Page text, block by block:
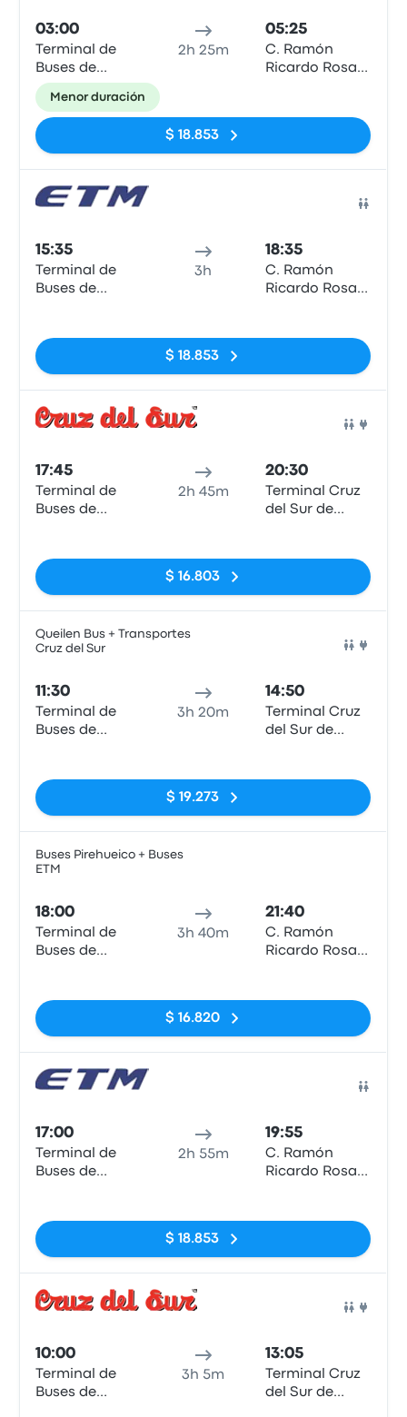
03:00
Terminal de
Buses de
Valdivia
2h 25m
05:25
C. Ramón
Ricardo Rosas
Menor duración
$ 18.853
15:35
Terminal de
Buses de
3h
18:35
C. Ramón
Ricardo Rosas
$ 18.853
17:45
Terminal de
Buses de
2h 45m
20:30
Terminal Cruz
del Sur de
$ 16.803
Queilen Bus + Transportes
Cruz del Sur
11:30
Terminal de
Buses de
3h 20m
14:50
Terminal Cruz
del Sur de
$ 19.273
Buses Pirehueico + Buses
ETM
18:00
Terminal de
Buses de
3h 40m
21:40
C. Ramón
Ricardo Rosas
$ 16.820
17:00
Terminal de
Buses de
2h 55m
19:55
C. Ramón
Ricardo Rosas
$ 18.853
10:00
Terminal de
Buses de
3h 5m
13:05
Terminal Cruz
del Sur de